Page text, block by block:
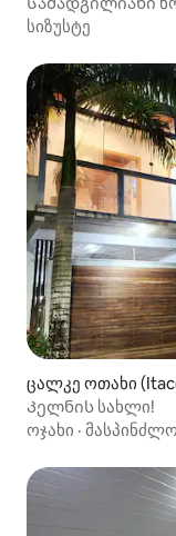
სიზუსტე
ცალკე ოთახი
Კელნის სახლი!
ოჯახი ·